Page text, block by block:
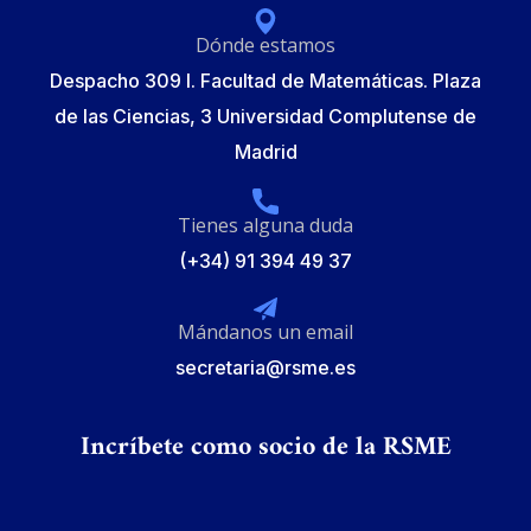
Dónde estamos
Despacho 309 I. Facultad de Matemáticas. Plaza
de las Ciencias, 3 Universidad Complutense de
Madrid
Tienes alguna duda
(+34) 91 394 49 37
Mándanos un email
secretaria@rsme.es
Incríbete como socio de la RSME